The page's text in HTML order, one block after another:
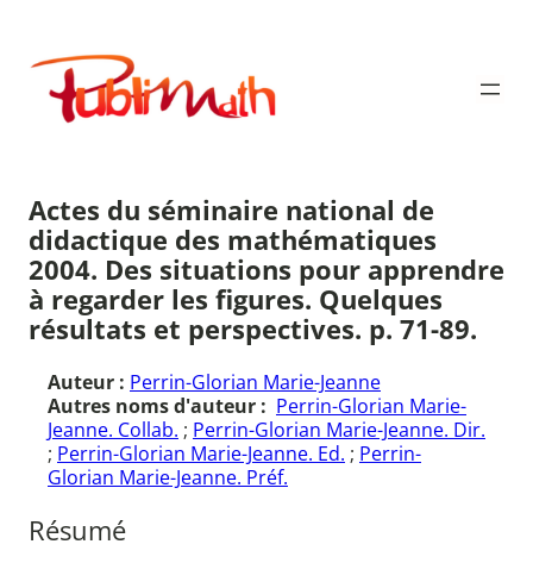
contenu
Publimath
Actes du séminaire national de
didactique des mathématiques
2004. Des situations pour apprendre
à regarder les figures. Quelques
résultats et perspectives. p. 71-89.
Auteur : Perrin-Glorian Marie-Jeanne
Autres noms d'auteur : Perrin-Glorian Marie-
Jeanne. Collab. ; Perrin-Glorian Marie-Jeanne. Dir.
; Perrin-Glorian Marie-Jeanne. Ed. ; Perrin-
Glorian Marie-Jeanne. Préf.
Résumé